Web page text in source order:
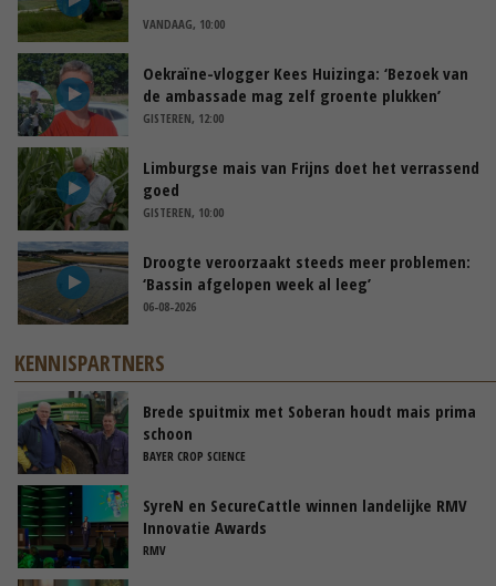
VANDAAG, 10:00
Oekraïne-vlogger Kees Huizinga: ‘Bezoek van
de ambassade mag zelf groente plukken’
GISTEREN, 12:00
Limburgse mais van Frijns doet het verrassend
goed
GISTEREN, 10:00
Droogte veroorzaakt steeds meer problemen:
‘Bassin afgelopen week al leeg’
06-08-2026
KENNISPARTNERS
Brede spuitmix met Soberan houdt mais prima
schoon
BAYER CROP SCIENCE
SyreN en SecureCattle winnen landelijke RMV
Innovatie Awards
RMV